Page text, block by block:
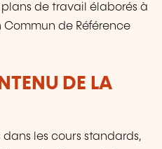
plans de travail élaborés à
de Référence
DE LA
dans les cours standards,